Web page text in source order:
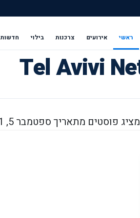
ראשי אירועים צרכנות בילוי חדשות
מציג פוסטים מתאריך ספטמבר 5, 2021